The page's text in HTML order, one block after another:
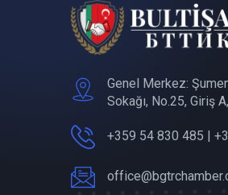
Genel Merkez:
Sokağı, No.25, Giriş
+359 54 830 485 |